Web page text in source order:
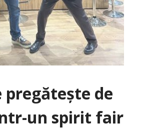
pregătește de
un spirit fair